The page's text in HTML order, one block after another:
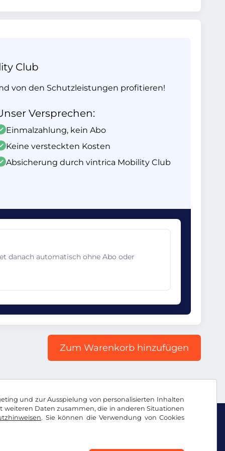
und zur Ausspielung von personalisierten Inhalten
Daten zusammen, die in anderen Situationen
. Sie können die Verwendung von Cookies
Club
von den Schutzleistungen profitieren!
Versprechen:
Einmalzahlung, kein Abo
Keine versteckten Kosten
Absicherung durch vintrica Mobility Club
danach automatisch ohne Abo oder
Zum Warenkorb hinzufügen